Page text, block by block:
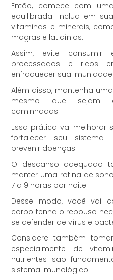
Então, comece com
equilibrada. Inclua em
vitaminas e minerais,
magras e laticínios.
Assim, evite consumir
processados e ricos
enfraquecer sua imunidade.
Além disso, mantenha
mesmo que sejam
caminhadas.
Essa prática vai melhorar
fortalecer seu sistema
prevenir doenças.
O descanso adequado
manter uma rotina de
7 a 9 horas por noite.
Desse modo, você vai
corpo tenha o repouso
se defender de vírus e
Considere também
especialmente de
nutrientes são
sistema imunológico.